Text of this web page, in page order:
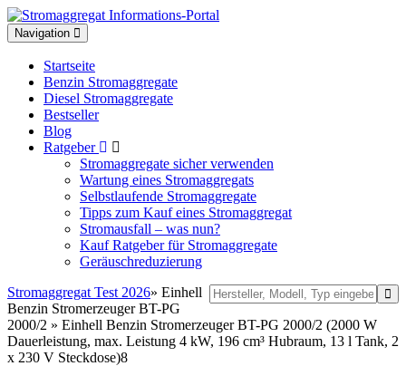
Toggle
navigation
Navigation
Startseite
Benzin Stromaggregate
Diesel Stromaggregate
Bestseller
Blog
Ratgeber
Stromaggregate sicher verwenden
Wartung eines Stromaggregats
Selbstlaufende Stromaggregate
Tipps zum Kauf eines Stromaggregat
Stromausfall – was nun?
Kauf Ratgeber für Stromaggregate
Geräuschreduzierung
Stromaggregat Test 2026» Einhell
Benzin Stromerzeuger BT-PG
2000/2 » Einhell Benzin Stromerzeuger BT-PG 2000/2 (2000 W
Dauerleistung, max. Leistung 4 kW, 196 cm³ Hubraum, 13 l Tank, 2
x 230 V Steckdose)8